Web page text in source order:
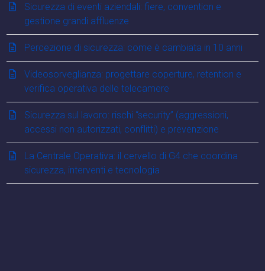
Sicurezza di eventi aziendali: fiere, convention e
gestione grandi affluenze
Percezione di sicurezza: come è cambiata in 10 anni
Videosorveglianza: progettare coperture, retention e
verifica operativa delle telecamere
Sicurezza sul lavoro: rischi “security” (aggressioni,
accessi non autorizzati, conflitti) e prevenzione
La Centrale Operativa: il cervello di G4 che coordina
sicurezza, interventi e tecnologia